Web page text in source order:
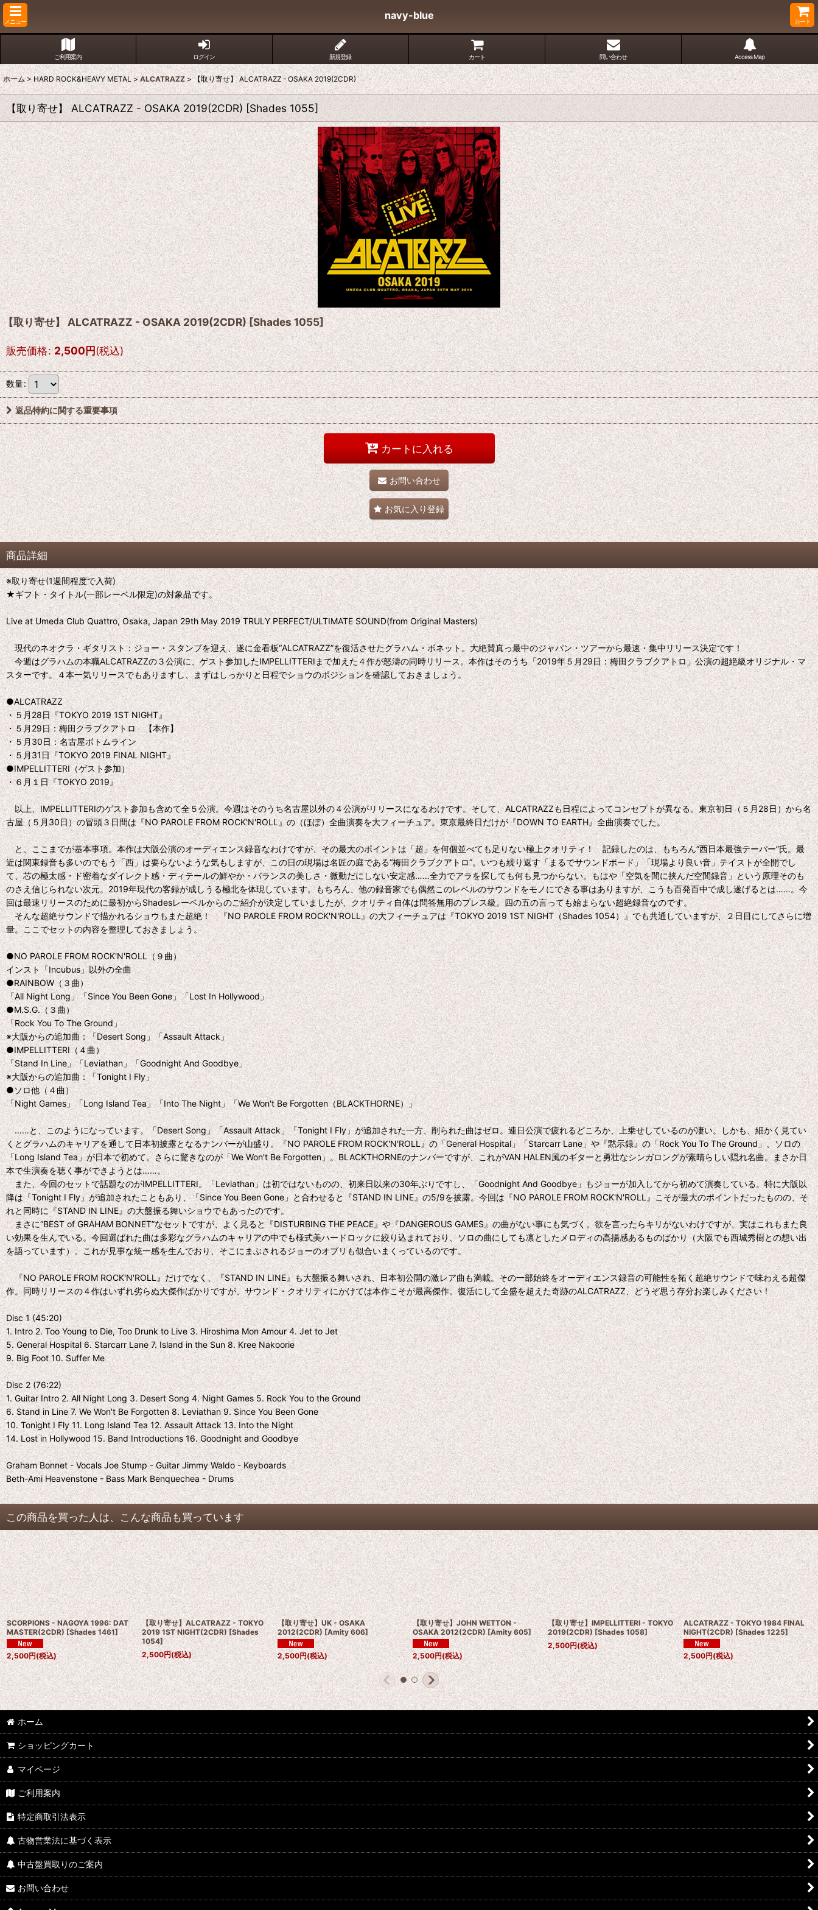
メニュー
navy-blue
カート
ご利用案内 ログイン 新規登録 カート 問い合わせ Access Map
ホーム > HARD ROCK&HEAVY METAL > ALCATRAZZ > 【取り寄せ】 ALCATRAZZ - OSAKA 2019(2CDR)
【取り寄せ】 ALCATRAZZ - OSAKA 2019(2CDR)[Shades 1055]
【取り寄せ】 ALCATRAZZ - OSAKA 2019(2CDR)[Shades 1055]
販売価格: 2,500円(税込)
数量:
返品特約に関する重要事項
カートに入れる
お問い合わせ
お気に入り登録
商品詳細
※取り寄せ(1週間程度で入荷)
★ギフト・タイトル(一部レーベル限定)の対象品です。
Live at Umeda Club Quattro, Osaka, Japan 29th May 2019 TRULY PERFECT/ULTIMATE SOUND(from Original Masters)
現代のネオクラ・ギタリスト：ジョー・スタンプを迎え、遂に金看板“ALCATRAZZ”を復活させたグラハム・ボネット。大絶賛真っ最中のジャパン・ツアーから最速・集中リリース決定です！
今週はグラハムの本職ALCATRAZZの３公演に、ゲスト参加したIMPELLITTERIまで加えた４作が怒濤の同時リリース。本作はそのうち「2019年５月29日：梅田クラブクアトロ」公演の超絶級オリジナル・マ
スターです。４本一気リリースでもありますし、まずはしっかりと日程でショウのポジションを確認しておきましょう。
●ALCATRAZZ
・５月28日『TOKYO 2019 1ST NIGHT』
・５月29日：梅田クラブクアトロ 【本作】
・５月30日：名古屋ボトムライン
・５月31日『TOKYO 2019 FINAL NIGHT』
●IMPELLITTERI（ゲスト参加）
・６月１日『TOKYO 2019』
以上、IMPELLITTERIのゲスト参加も含めて全５公演。今週はそのうち名古屋以外の４公演がリリースになるわけです。そして、ALCATRAZZも日程によってコンセプトが異なる。東京初日（５月28日）から名
古屋（５月30日）の冒頭３日間は『NO PAROLE FROM ROCK'N'ROLL』の（ほぼ）全曲演奏を大フィーチュア。東京最終日だけが『DOWN TO EARTH』全曲演奏でした。
と、ここまでが基本事項。本作は大阪公演のオーディエンス録音なわけですが、その最大のポイントは「超」を何個並べても足りない極上クオリティ！ 記録したのは、もちろん“西日本最強テーパー”氏。最
近は関東録音も多いのでもう「西」は要らないような気もしますが、この日の現場は名匠の庭である“梅田クラブクアトロ”。いつも繰り返す「まるでサウンドボード」「現場より良い音」テイストが全開でし
て、芯の極太感・ド密着なダイレクト感・ディテールの鮮やか・バランスの美しさ・微動だにしない安定感……全力でアラを探しても何も見つからない。もはや「空気を間に挟んだ空間録音」という原理そのも
のさえ信じられない次元。2019年現代の客録が成しうる極北を体現しています。もちろん、他の録音家でも偶然このレベルのサウンドをモノにできる事はありますが、こうも百発百中で成し遂げるとは……。今
回は最速リリースのために最初からShadesレーベルからのご紹介が決定していましたが、クオリティ自体は問答無用のプレス級。四の五の言っても始まらない超絶録音なのです。
そんな超絶サウンドで描かれるショウもまた超絶！ 『NO PAROLE FROM ROCK'N'ROLL』の大フィーチュアは『TOKYO 2019 1ST NIGHT（Shades 1054）』でも共通していますが、２日目にしてさらに増
量。ここでセットの内容を整理しておきましょう。
●NO PAROLE FROM ROCK'N'ROLL（９曲）
インスト「Incubus」以外の全曲
●RAINBOW（３曲）
「All Night Long」「Since You Been Gone」「Lost In Hollywood」
●M.S.G.（３曲）
「Rock You To The Ground」
※大阪からの追加曲：「Desert Song」「Assault Attack」
●IMPELLITTERI（４曲）
「Stand In Line」「Leviathan」「Goodnight And Goodbye」
※大阪からの追加曲：「Tonight I Fly」
●ソロ他（４曲）
「Night Games」「Long Island Tea」「Into The Night」「We Won't Be Forgotten（BLACKTHORNE）」
……と、このようになっています。「Desert Song」「Assault Attack」「Tonight I Fly」が追加された一方、削られた曲はゼロ。連日公演で疲れるどころか、上乗せしているのが凄い。しかも、細かく見てい
くとグラハムのキャリアを通して日本初披露となるナンバーが山盛り。『NO PAROLE FROM ROCK'N'ROLL』の「General Hospital」「Starcarr Lane」や『黙示録』の「Rock You To The Ground」、ソロの
「Long Island Tea」が日本で初めて。さらに驚きなのが「We Won't Be Forgotten」。BLACKTHORNEのナンバーですが、これがVAN HALEN風のギターと勇壮なシンガロングが素晴らしい隠れ名曲。まさか日
本で生演奏を聴く事ができようとは……。
また、今回のセットで話題なのがIMPELLITTERI。「Leviathan」は初ではないものの、初来日以来の30年ぶりですし、「Goodnight And Goodbye」もジョーが加入してから初めて演奏している。特に大阪以
降は「Tonight I Fly」が追加されたこともあり、「Since You Been Gone」と合わせると『STAND IN LINE』の5/9を披露。今回は『NO PAROLE FROM ROCK'N'ROLL』こそが最大のポイントだったものの、そ
れと同時に『STAND IN LINE』の大盤振る舞いショウでもあったのです。
まさに“BEST of GRAHAM BONNET”なセットですが、よく見ると『DISTURBING THE PEACE』や『DANGEROUS GAMES』の曲がない事にも気づく。欲を言ったらキリがないわけですが、実はこれもまた良
い効果を生んでいる。今回選ばれた曲は多彩なグラハムのキャリアの中でも様式美ハードロックに絞り込まれており、ソロの曲にしても凛としたメロディの高揚感あるものばかり（大阪でも西城秀樹との想い出
を語っています）。これが見事な統一感を生んでおり、そこにまぶされるジョーのオブリも似合いまくっているのです。
『NO PAROLE FROM ROCK'N'ROLL』だけでなく、『STAND IN LINE』も大盤振る舞いされ、日本初公開の激レア曲も満載。その一部始終をオーディエンス録音の可能性を拓く超絶サウンドで味わえる超傑
作。同時リリースの４作はいずれ劣らぬ大傑作ばかりですが、サウンド・クオリティにかけては本作こそが最高傑作。復活にして全盛を超えた奇跡のALCATRAZZ、どうぞ思う存分お楽しみください！
Disc 1 (45:20)
1. Intro 2. Too Young to Die, Too Drunk to Live 3. Hiroshima Mon Amour 4. Jet to Jet
5. General Hospital 6. Starcarr Lane 7. Island in the Sun 8. Kree Nakoorie
9. Big Foot 10. Suffer Me
Disc 2 (76:22)
1. Guitar Intro 2. All Night Long 3. Desert Song 4. Night Games 5. Rock You to the Ground
6. Stand in Line 7. We Won't Be Forgotten 8. Leviathan 9. Since You Been Gone
10. Tonight I Fly 11. Long Island Tea 12. Assault Attack 13. Into the Night
14. Lost in Hollywood 15. Band Introductions 16. Goodnight and Goodbye
Graham Bonnet - Vocals Joe Stump - Guitar Jimmy Waldo - Keyboards
Beth-Ami Heavenstone - Bass Mark Benquechea - Drums
この商品を買った人は、こんな商品も買っています
SCORPIONS - NAGOYA 1996: DAT
MASTER(2CDR) [Shades 1461]
2,500円(税込)
【取り寄せ】ALCATRAZZ - TOKYO
2019 1ST NIGHT(2CDR) [Shades
1054]
2,500円(税込)
【取り寄せ】UK - OSAKA
2012(2CDR) [Amity 606]
2,500円(税込)
【取り寄せ】JOHN WETTON -
OSAKA 2012(2CDR) [Amity 605]
2,500円(税込)
【取り寄せ】IMPELLITTERI - TOKYO
2019(2CDR) [Shades 1058]
2,500円(税込)
ALCATRAZZ - TOKYO 1984 FINAL
NIGHT(2CDR) [Shades 1225]
2,500円(税込)
ホーム
ショッピングカート
マイページ
ご利用案内
特定商取引法表示
古物営業法に基づく表示
中古盤買取りのご案内
お問い合わせ